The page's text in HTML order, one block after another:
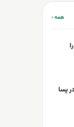
همه ›
پسا